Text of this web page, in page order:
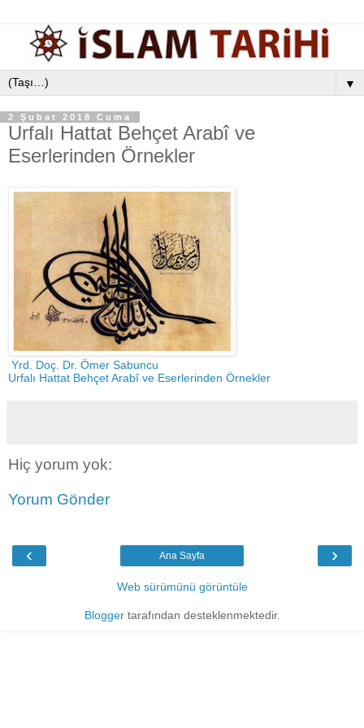
▼
2 Şubat 2018 Cuma
Urfalı Hattat Behçet Arabî ve
Eserlerinden Örnekler
Yrd. Doç. Dr. Ömer Sabuncu
Urfalı Hattat Behçet Arabî ve Eserlerinden Örnekler
Hiç yorum yok:
Yorum Gönder
‹ ›
Ana Sayfa
Web sürümünü görüntüle
Bloggertarafından desteklenmektedir.